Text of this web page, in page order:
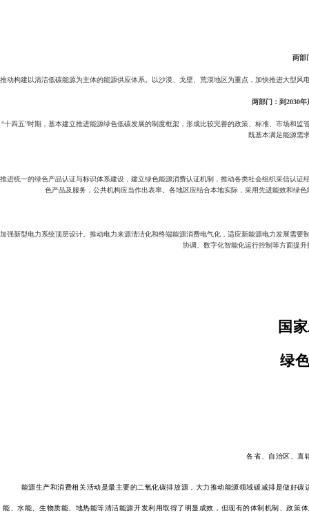
两部
推动构建以清洁低碳能源为主体的能源供应体系。以沙漠、戈壁、荒漠地区为重点，加快推进大型
两部门：到2030
“十四五”时期，基本建立推进能源绿色低碳发展的制度框架，形成比较完善的政策、标准、市场和
既基本满足能源需
推进统一的绿色产品认证与标识体系建设，建立绿色能源消费认证机制，推动各类社会组织采信认
色产品及服务，公共机构应当作出表率。各地区应结合本地实际，采用先进能效和绿
加强新型电力系统顶层设计。推动电力来源清洁化和终端能源消费电气化，适应新能源电力发展需
协调、数字化智能化运行控制等方面提
国
绿
各省、自治区、直
能源生产和消费相关活动是最主要的二氧化碳排放源，大力推动能源领域碳减排是做好碳
能、水能、生物质能、地热能等清洁能源开发利用取得了明显成效，但现有的体制机制、政